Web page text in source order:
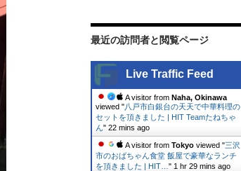
最近の訪問者と閲覧ページ
Live Traffic Feed
A visitor from Naha, Okinawa
viewed "八戸市白銀台の天天で中華料理の
セットを頂きました | HIT Teamたねちゃ
ん" 22 mins ago
A visitor from Tokyo viewed "三沢
市のおばちゃん食堂 飯屋で豪華なランチ
を頂きました | HIT… " 1 hr 29 mins ago